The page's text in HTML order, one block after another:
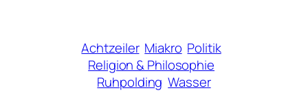
Achtzeiler Miakro Politik
Religion & Philosophie
Ruhpolding Wasser